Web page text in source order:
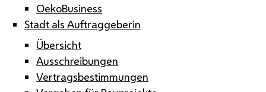
OekoBusiness
Stadt als Auftraggeberin
Übersicht
Ausschreibungen
Vertragsbestimmungen